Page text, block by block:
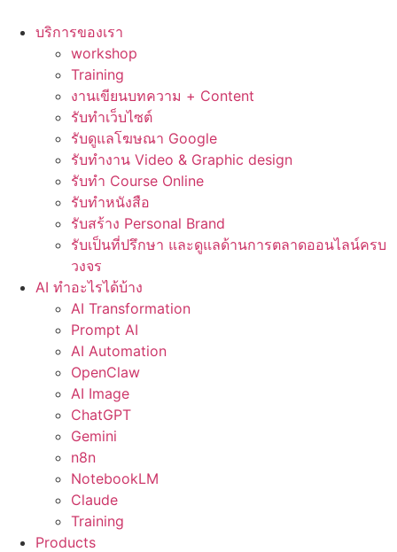
บริการของเรา
workshop
Training
งานเขียนบทความ + Content
รับทำเว็บไซต์
รับดูแลโฆษณา Google
รับทำงาน Video & Graphic design
รับทำ Course Online
รับทำหนังสือ
รับสร้าง Personal Brand
รับเป็นที่ปรึกษา และดูแลด้านการตลาดออนไลน์ครบ
วงจร
AI ทำอะไรได้บ้าง
AI Transformation
Prompt AI
AI Automation
OpenClaw
AI Image
ChatGPT
Gemini
n8n
NotebookLM
Claude
Training
Products